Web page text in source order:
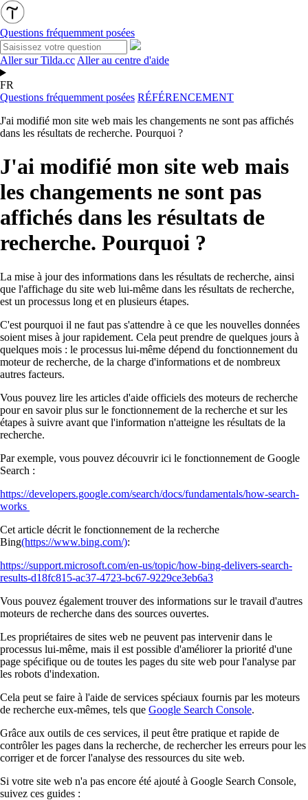
Questions fréquemment posées
Aller sur Tilda.cc Aller au centre d'aide
FR
Questions fréquemment posées RÉFÉRENCEMENT
J'ai modifié mon site web mais les changements ne sont pas affichés
dans les résultats de recherche. Pourquoi ?
J'ai modifié mon site web mais
les changements ne sont pas
affichés dans les résultats de
recherche. Pourquoi ?
La mise à jour des informations dans les résultats de recherche, ainsi
que l'affichage du site web lui-même dans les résultats de recherche,
est un processus long et en plusieurs étapes.
C'est pourquoi il ne faut pas s'attendre à ce que les nouvelles données
soient mises à jour rapidement. Cela peut prendre de quelques jours à
quelques mois : le processus lui-même dépend du fonctionnement du
moteur de recherche, de la charge d'informations et de nombreux
autres facteurs.
Vous pouvez lire les articles d'aide officiels des moteurs de recherche
pour en savoir plus sur le fonctionnement de la recherche et sur les
étapes à suivre avant que l'information n'atteigne les résultats de la
recherche.
Par exemple, vous pouvez découvrir ici le fonctionnement de Google
Search :
https://developers.google.com/search/docs/fundamentals/how-search-
works
Cet article décrit le fonctionnement de la recherche
Bing(https://www.bing.com/):
https://support.microsoft.com/en-us/topic/how-bing-delivers-search-
results-d18fc815-ac37-4723-bc67-9229ce3eb6a3
Vous pouvez également trouver des informations sur le travail d'autres
moteurs de recherche dans des sources ouvertes.
Les propriétaires de sites web ne peuvent pas intervenir dans le
processus lui-même, mais il est possible d'améliorer la priorité d'une
page spécifique ou de toutes les pages du site web pour l'analyse par
les robots d'indexation.
Cela peut se faire à l'aide de services spéciaux fournis par les moteurs
de recherche eux-mêmes, tels que Google Search Console.
Grâce aux outils de ces services, il peut être pratique et rapide de
contrôler les pages dans la recherche, de rechercher les erreurs pour les
corriger et de forcer l'analyse des ressources du site web.
Si votre site web n'a pas encore été ajouté à Google Search Console,
suivez ces guides :